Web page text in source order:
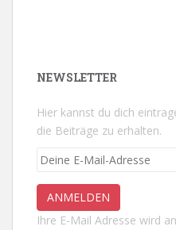
NEWSLETTER
Hier kannst du dich
die Beiträge zu erhalten.
Ihre E-Mail Adresse wird